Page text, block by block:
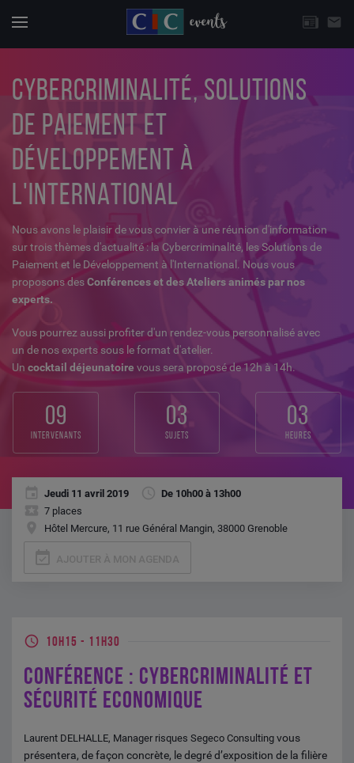
email
CHOISISSEZ UNE THÉMATIQUE
CYBERCRIMINALITÉ, SOLUTIONS
DE PAIEMENT ET
DÉVELOPPEMENT À
L'INTERNATIONAL
Nous avons le plaisir de vous convier à une réunion d'information
sur trois thèmes d'actualité : la Cybercriminalité, les Solutions de
Paiement et le Développement à l'International. Nous vous
proposons desConférences et des Ateliers animés par nos
experts.
Vous pourrez aussi profiter d'un rendez-vous personnalisé avec
un de nos experts sous le format d'atelier.
Un cocktail déjeunatoire vous sera proposé de 12h à 14h.
09
intervenants
03
sujets
03
heures
Jeudi 11 avril 2019
De 10h00 à 13h00
7 places
Hôtel Mercure, 11 rue Général Mangin, 38000 Grenoble
10H15 - 11H30
CONFÉRENCE : CYBERCRIMINALITÉ ET
SÉCURITÉ ECONOMIQUE
Laurent DELHALLE, Manager risques Segeco Consulting vous
présentera, de façon concrète, le degré d’exposition de la filière